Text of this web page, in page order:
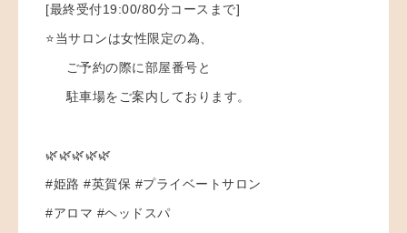
[最終受付19:00/80分コースまで]
⭐️当サロンは女性限定の為、
ご予約の際に部屋番号と
駐車場をご案内しております。
🌿🌿🌿🌿🌿
#姫路 #英賀保 #プライベートサロン
#アロマ #ヘッドスパ